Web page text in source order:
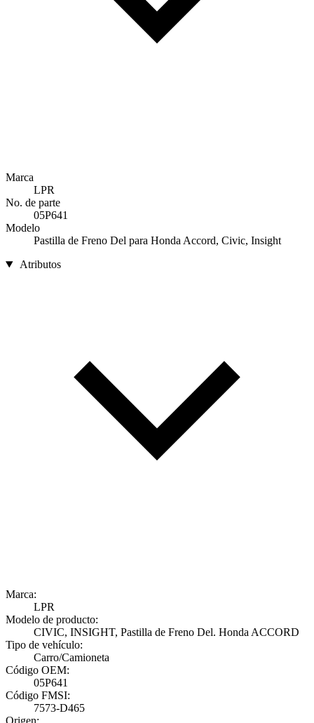
Marca
LPR
No. de parte
05P641
Modelo
Pastilla de Freno Del para Honda Accord, Civic, Insight
Atributos
Marca:
LPR
Modelo de producto:
CIVIC, INSIGHT, Pastilla de Freno Del. Honda ACCORD
Tipo de vehículo:
Carro/Camioneta
Código OEM:
05P641
Código FMSI:
7573-D465
Origen: